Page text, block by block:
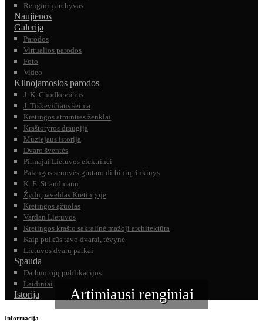
Renginių archyvas
Naujienos
Galerija
Parodos
Virtualios parodos
Foto
Video
Kilnojamosios parodos
J. K. Chodkevičius
J. Tiškevičiaus šeima
Kretingos atminties ženklai
Kraštotyros draugija
Muziejaus istorija
Dvaro šventės
Pirmajai Lietuvos elektrinei
Palangos senovės gintaro dirbinių rinkinys
K. E. Strandmann
Žydų paveldas Kretingoje
Kretingos ąžuolas
Vardan Lietuvos
Kretingos krašto sakralinė mažoji architektūra
Kaip puikūs tavo dvarai, tėvyne
Lietuvos dvarų parkai
Spauda
Darbuotojų publikacijos
Leidiniai
Istorija Artimiausi renginiai
Informacija